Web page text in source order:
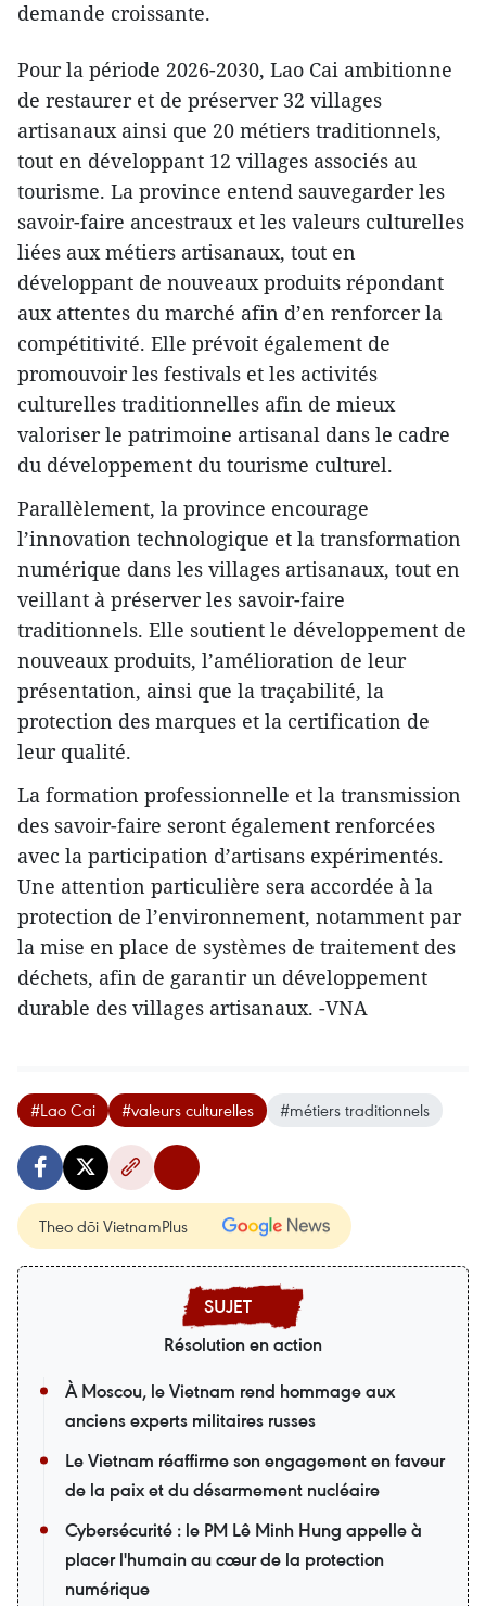
demande croissante.
Pour la période 2026-2030, Lao Cai ambitionne
de restaurer et de préserver 32 villages
artisanaux ainsi que 20 métiers traditionnels,
tout en développant 12 villages associés au
tourisme. La province entend sauvegarder les
savoir-faire ancestraux et les valeurs culturelles
liées aux métiers artisanaux, tout en
développant de nouveaux produits répondant
aux attentes du marché afin d’en renforcer la
compétitivité. Elle prévoit également de
promouvoir les festivals et les activités
culturelles traditionnelles afin de mieux
valoriser le patrimoine artisanal dans le cadre
du développement du tourisme culturel.
Parallèlement, la province encourage
l’innovation technologique et la transformation
numérique dans les villages artisanaux, tout en
veillant à préserver les savoir-faire
traditionnels. Elle soutient le développement de
nouveaux produits, l’amélioration de leur
présentation, ainsi que la traçabilité, la
protection des marques et la certification de
leur qualité.
La formation professionnelle et la transmission
des savoir-faire seront également renforcées
avec la participation d’artisans expérimentés.
Une attention particulière sera accordée à la
protection de l’environnement, notamment par
la mise en place de systèmes de traitement des
déchets, afin de garantir un développement
durable des villages artisanaux. -VNA
#Lao Cai #valeurs culturelles #métiers traditionnels
Theo dõi VietnamPlus
Résolution en action
À Moscou, le Vietnam rend hommage aux
anciens experts militaires russes
Le Vietnam réaffirme son engagement en faveur
de la paix et du désarmement nucléaire
Cybersécurité : le PM Lê Minh Hung appelle à
placer l'humain au cœur de la protection
numérique